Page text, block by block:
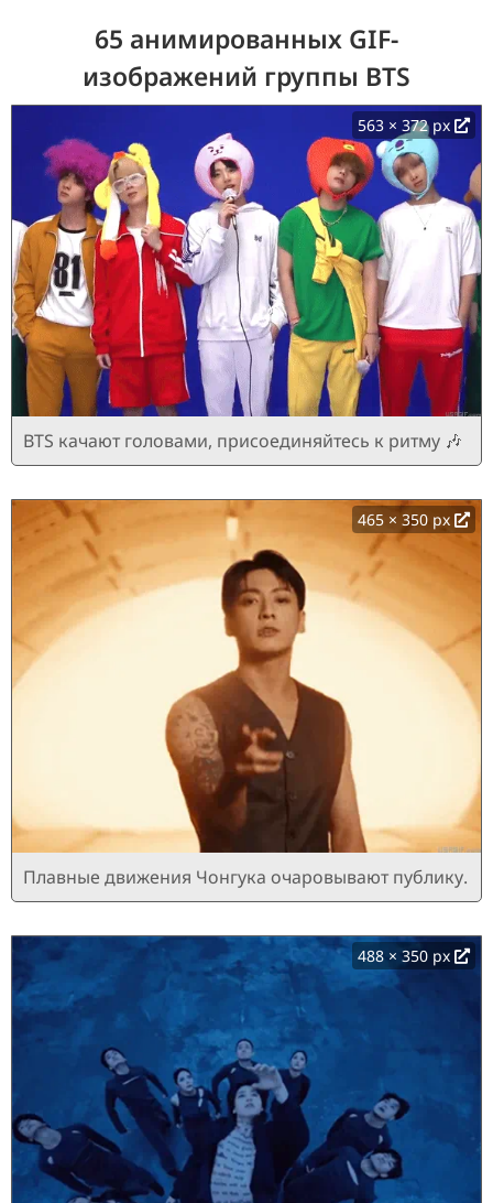
65 анимированных GIF-
изображений группы BTS
563 × 372 px
BTS качают головами, присоединяйтесь к ритму 🎶
465 × 350 px
Плавные движения Чонгука очаровывают публику.
488 × 350 px